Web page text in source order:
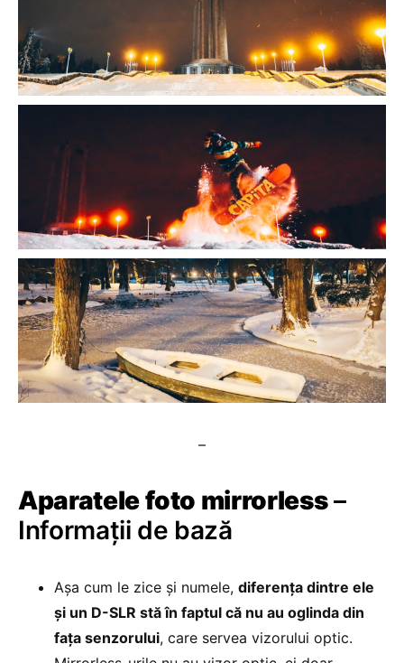
–
Aparatele foto mirrorless–
Informații de bază
Așa cum le zice și numele, diferența dintre ele
și un D-SLR stă în faptul că nu au oglinda din
fața senzorului, care servea vizorului optic.